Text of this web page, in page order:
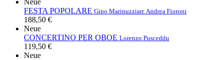
Neue
FESTA POPOLARE Gino Marinuzziarr. Andrea Fioroni
188,50 €
Neue
CONCERTINO PER OBOE Lorenzo Pusceddu
119,50 €
Neue